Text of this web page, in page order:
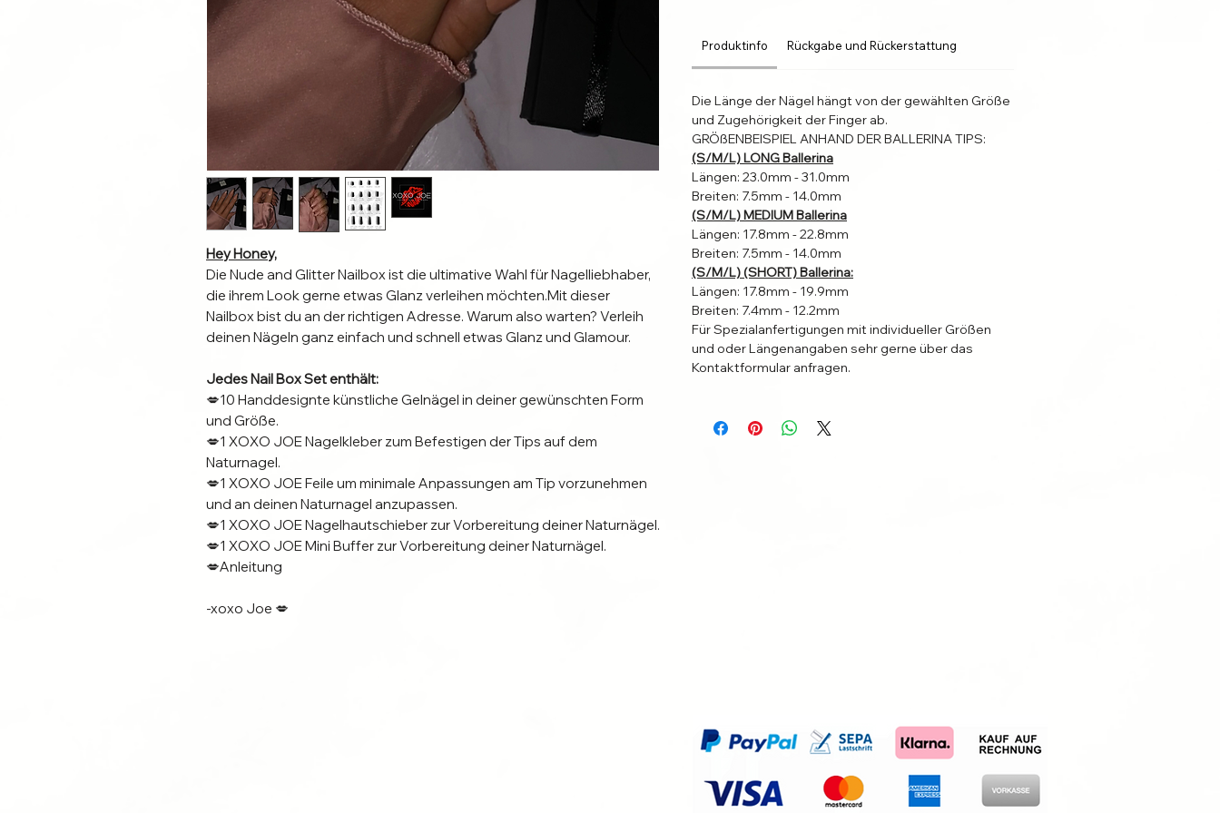
Hey Honey,
Die Nude and Glitter Nailbox ist die ultimative Wahl für Nagelliebhaber,
die ihrem Look gerne etwas Glanz verleihen möchten.Mit dieser
Nailbox bist du an der richtigen Adresse. Warum also warten? Verleih
deinen Nägeln ganz einfach und schnell etwas Glanz und Glamour.
Jedes Nail Box Set enthält:
💋10 Handdesignte künstliche Gelnägel in deiner gewünschten Form
und Größe.
💋1 XOXO JOE Nagelkleber zum Befestigen der Tips auf dem
Naturnagel.
💋1 XOXO JOE Feile um minimale Anpassungen am Tip vorzunehmen
und an deinen Naturnagel anzupassen.
💋1 XOXO JOE Nagelhautschieber zur Vorbereitung deiner Naturnägel.
💋1 XOXO JOE Mini Buffer zur Vorbereitung deiner Naturnägel.
💋Anleitung
-xoxo Joe 💋
Produktinfo Rückgabe und Rückerstattung
Die Länge der Nägel hängt von der gewählten Größe
und Zugehörigkeit der Finger ab.
GRÖßENBEISPIEL ANHAND DER BALLERINA TIPS:
(S/M/L) LONG Ballerina
Längen: 23.0mm - 31.0mm
Breiten: 7.5mm - 14.0mm
(S/M/L) MEDIUM Ballerina
Längen: 17.8mm - 22.8mm
Breiten: 7.5mm - 14.0mm
(S/M/L) (SHORT) Ballerina:
Längen: 17.8mm - 19.9mm
Breiten: 7.4mm - 12.2mm
Für Spezialanfertigungen mit individueller Größen
und oder Längenangaben sehr gerne über das
Kontaktformular anfragen.